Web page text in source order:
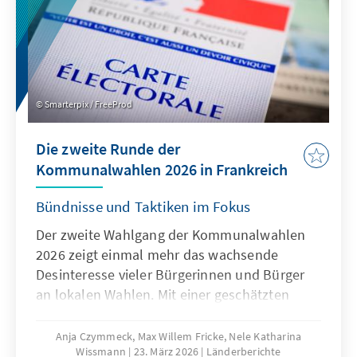
drei Senatoren, könnte jedoch angesichts
ihrer gestärkten kommunalen Verankerung
die für eine Fraktionsbildung erforderliche
Schwelle von zehn Mandaten erreichen.
politische Polarisierung in Frankreich aller
Voraussicht nach weiter vertiefen wird.
Smarterpix / FreeProd
Die zweite Runde der
Kommunalwahlen 2026 in Frankreich
Bündnisse und Taktiken im Fokus
Der zweite Wahlgang der Kommunalwahlen
2026 zeigt einmal mehr das wachsende
Desinteresse vieler Bürgerinnen und Bürger
an lokalen Wahlen. Mit einer geschätzten
niedriger als 2014 (62,1%), betrachten viele
Anja Czymmeck, Max Willem Fricke, Nele Katharina
Wissmann
23. März 2026 Länderberichte